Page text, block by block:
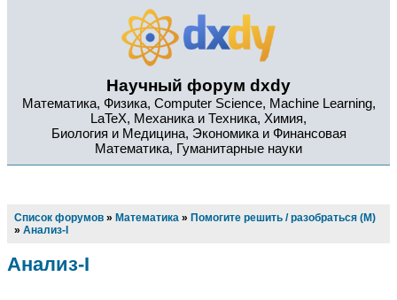
Научный форум dxdy
Математика, Физика, Computer Science, Machine Learning,
LaTeX, Механика и Техника, Химия,
Биология и Медицина, Экономика и Финансовая
Математика, Гуманитарные науки
Список форумов » Математика » Помогите решить / разобраться (М)
» Анализ-I
Анализ-I